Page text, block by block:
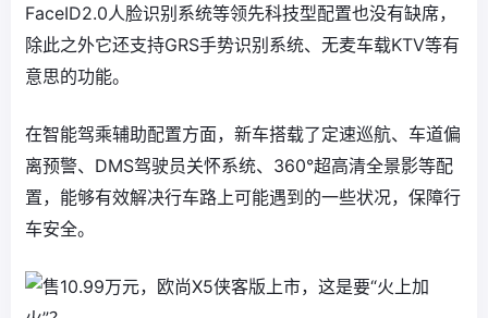
FaceID2.0人脸识别系统等领先科技型配置也没有缺席，
除此之外它还支持GRS手势识别系统、无麦车载KTV等有
意思的功能。
在智能驾乘辅助配置方面，新车搭载了定速巡航、车道偏
离预警、DMS驾驶员关怀系统、360°超高清全景影等配
置，能够有效解决行车路上可能遇到的一些状况，保障行
车安全。